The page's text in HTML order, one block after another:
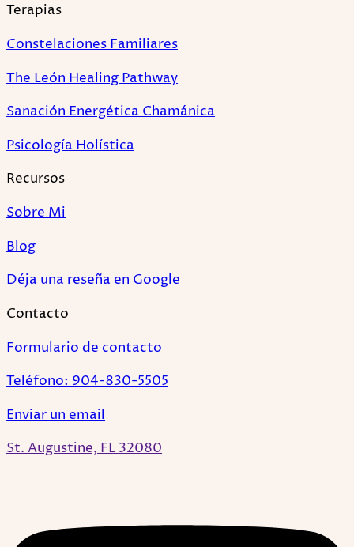
Terapias
Constelaciones Familiares
The León Healing Pathway
Sanación Energética Chamánica
Psicología Holística
Recursos
Sobre Mi
Blog
Déja una reseña en Google
Contacto
Formulario de contacto
Teléfono: 904-830-5505
Enviar un email
St. Augustine, FL 32080